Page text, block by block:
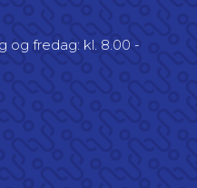
og fredag: kl. 8.00 -